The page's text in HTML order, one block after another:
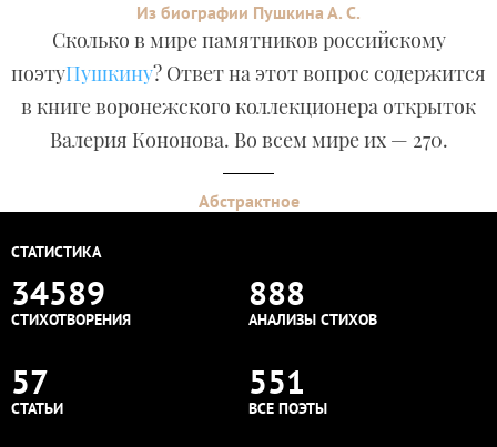
Из биографии Пушкина А. С.
Сколько в мире памятников российскому
поэтуПушкину? Ответ на этот вопрос содержится
в книге воронежского коллекционера открыток
Валерия Кононова. Во всем мире их — 270.
Абстрактное
СТАТИСТИКА
34589
СТИХОТВОРЕНИЯ
888
АНАЛИЗЫ СТИХОВ
57
СТАТЬИ
551
ВСЕ ПОЭТЫ